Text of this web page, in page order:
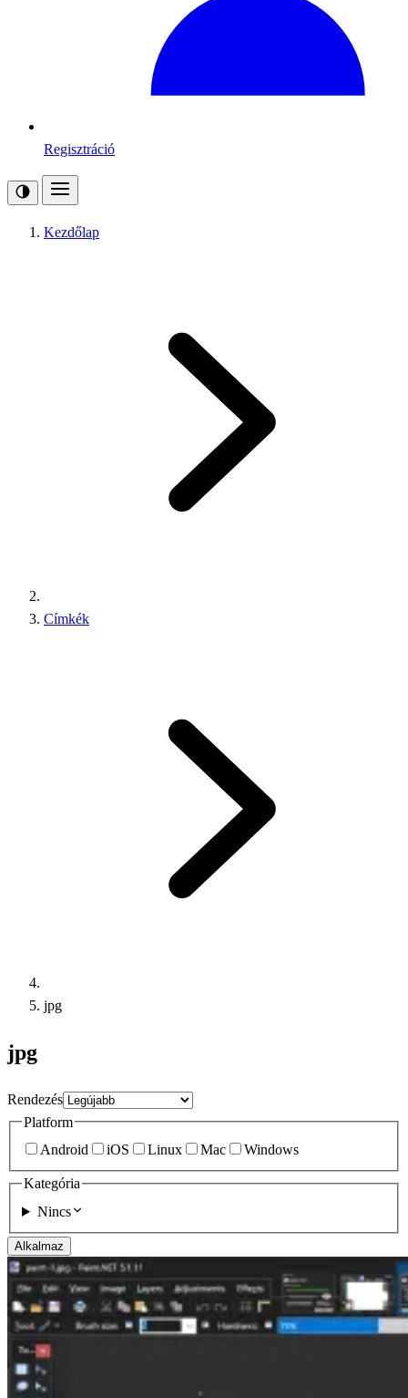
Regisztráció
Kezdőlap
Címkék
jpg
jpg
Rendezés
Platform
Android
iOS Linux Mac Windows
Kategória
Nincs
Alkalmaz